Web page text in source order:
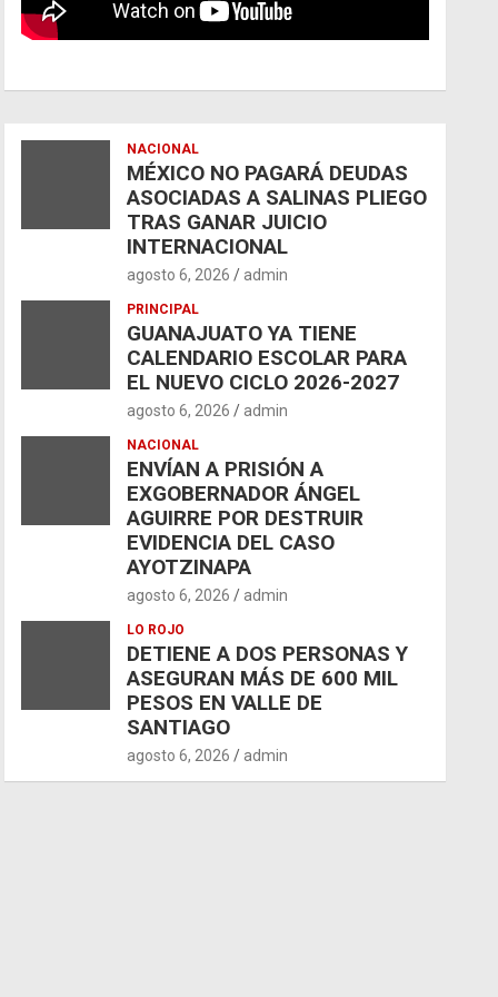
NACIONAL
MÉXICO NO PAGARÁ DEUDAS
ASOCIADAS A SALINAS PLIEGO
TRAS GANAR JUICIO
INTERNACIONAL
agosto 6, 2026 admin
PRINCIPAL
GUANAJUATO YA TIENE
CALENDARIO ESCOLAR PARA
EL NUEVO CICLO 2026-2027
agosto 6, 2026 admin
NACIONAL
ENVÍAN A PRISIÓN A
EXGOBERNADOR ÁNGEL
AGUIRRE POR DESTRUIR
EVIDENCIA DEL CASO
AYOTZINAPA
agosto 6, 2026 admin
LO ROJO
DETIENE A DOS PERSONAS Y
ASEGURAN MÁS DE 600 MIL
PESOS EN VALLE DE
SANTIAGO
agosto 6, 2026 admin